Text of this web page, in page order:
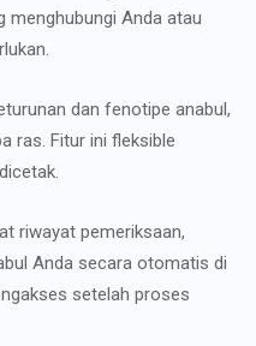
menghubungi Anda atau
dan fenotipe anabul,
ras. Fitur ini fleksible
riwayat pemeriksaan,
Anda secara otomatis di
setelah proses